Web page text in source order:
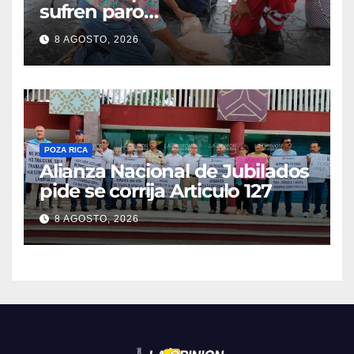
sufren paro
cardiorrespiratorio mueren
8 AGOSTO, 2026
POZA RICA
Alianza Nacional de Jubilados
pide se corrija Articulo 127
8 AGOSTO, 2026